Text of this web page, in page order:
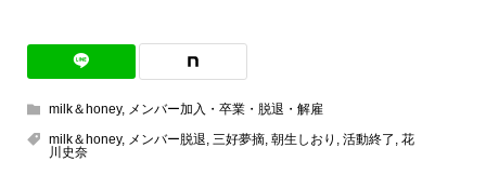
milk＆honey, メンバー加入・卒業・脱退・解雇
milk＆honey, メンバー脱退 三好夢摘, 朝生しおり 活動終了 花
川史奈